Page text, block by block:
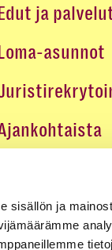
sisällön ja
ja
asunnot